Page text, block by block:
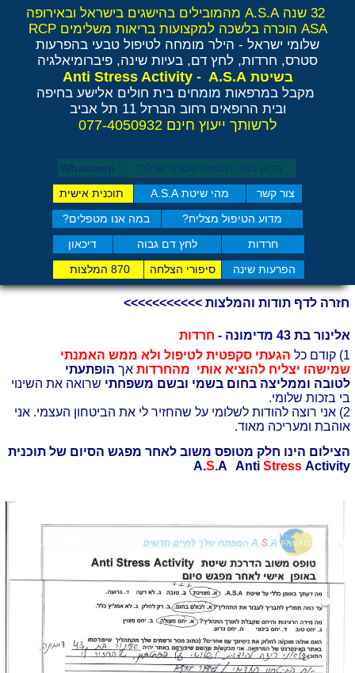
צור קשר מהי שיטת A.S.A תוכנית אישית
חרדות לחץ דם גבוה דיכאון
מדוע הטיפול מצליח? במה אנו מטפלים?
הפרעות שינה סיפורי הצלחה 870 המלצות
בדוק כמה תסמיני סט​רס יש לך? Whatsapp
32 שנה A.S.A מהמובילים בהישגים בישראל ובאירופה
ASA הוכרה בלשכה למקצועות בריאות משלימים RCP
שלומי ישראל - הילר מומחה לטיפול טבעי בהפרעות
סטרס, חרדות, לחץ דם, בעיות שינה, פיברומיאלגיה
בשיטת Anti Stress Activity - A.S.A
מקבל במרפאות מומחים בית חולים אלישע בחיפה
ובית הרופאים רחוב הברזל 11 תל אביב
לרשותך ייעוץ חינם 077-4050932
אלינור בת 43 מדימונה -
חרדות
1) קודם כל
הגעתי סקפטית לטיפול ולא ממש האמנתי
שמישהו יצליח להוציא אותי מהחרדות אך הופתעתי
לטובה וממליצה בחום בשמי ובשם משפחתי שרואה את השינוי
בי בזכות שלומי.
2) אני רוצה להודות לשלומי על שהחזיר לי את הביטחון העצמי. אני
אוהבת ומעריכה מאוד.
הצילום הינו חלק מטופס משוב לאחר מפגש הסיום של תוכנית
A.S.A Anti StressActivity
חזרה לדף תודות והמלצות >>>>>>>>>>>